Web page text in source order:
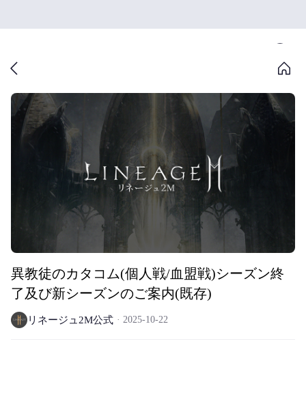
異教徒のカタコム(個人戦/血盟戦)シーズン終
了及び新シーズンのご案内(既存)
リネージュ2M公式 2025-10-22